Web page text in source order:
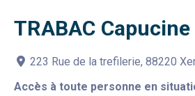
TRABAC Capucine
223 Rue de la trefilerie, 88220
Accès à toute personne en